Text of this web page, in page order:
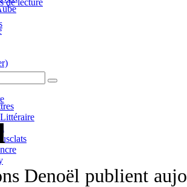
de lecture
Denoël publient